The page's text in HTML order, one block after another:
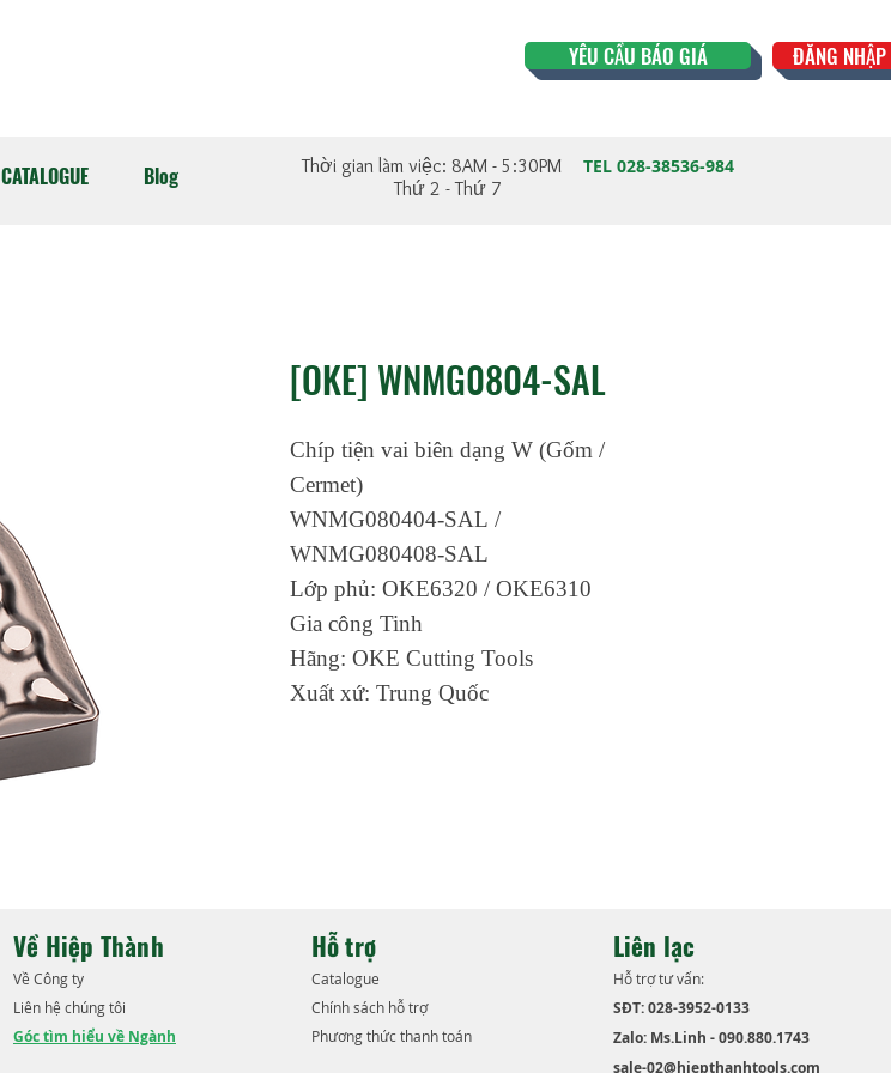
YÊU CẦU BÁO GIÁ ĐĂNG
CATALOGUE Blog TEL 028-38536-984
Thời gian làm việc: 8AM - 5:30PM
Thứ 2 - Thứ 7
[OKE] WNMG0804-SAL
Chíp tiện vai biên dạng W (Gốm /
Cermet)
WNMG080404-SAL /
WNMG080408-SAL
Lớp phủ: OKE6320 / OKE6310
Gia công Tinh
Hãng: OKE Cutting Tools
Xuất xứ: Trung Quốc
Về Hiệp Thành
​Về Công ty
Liên hệ chúng tôi
Góc tìm hiểu về Ngành
Hỗ trợ
​Catalogue
​Chính sách hỗ trợ
Phương thức thanh toán
Liên lạc
Hỗ trợ tư vấn:
SĐT: 028-3952-0133
Zalo: Ms.Linh - 090.880.1743
sale-02@hiepthanhtools.com